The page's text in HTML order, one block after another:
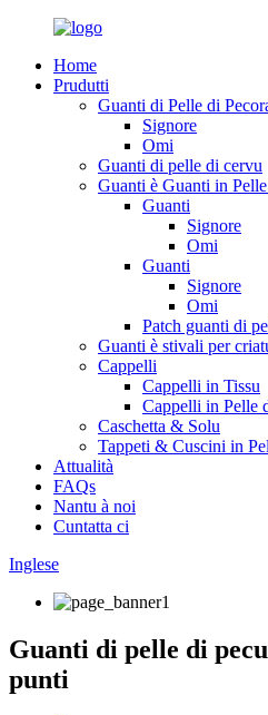
Home
Prudutti
Guanti di Pelle di
Signore
Omi
Guanti di pelle di cervu
Guanti è Guanti in
Guanti
Signore
Omi
Guanti
Signore
Omi
Patch guanti di
Guanti è stivali per
Cappelli
Cappelli in Tissu
Cappelli in Pelle
Caschetta & Solu
Tappeti & Cuscini in
Attualità
FAQs
Nantu à noi
Cuntatta ci
Inglese
Guanti di pelle di
punti